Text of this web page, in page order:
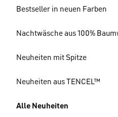
Bestseller in neuen Farben
Nachtwäsche aus 100%
Neuheiten mit Spitze
Neuheiten aus TENCEL™
Alle Neuheiten